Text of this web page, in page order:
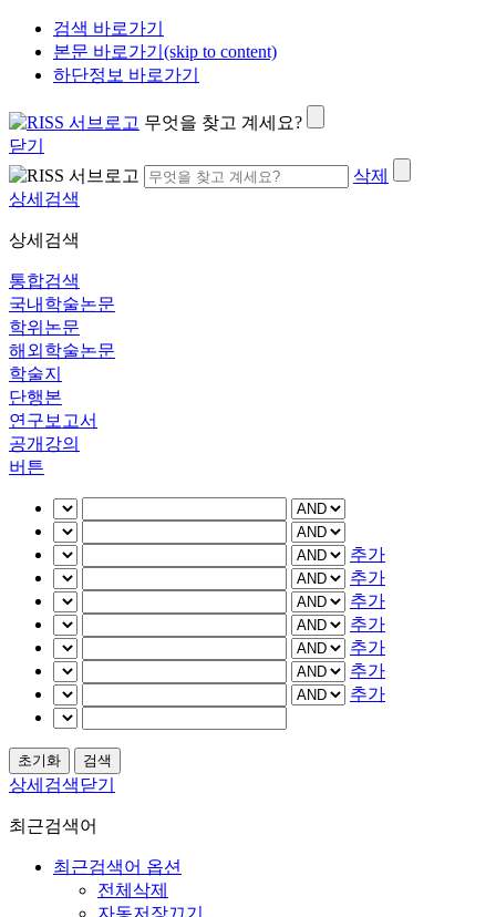
검색 바로가기
본문 바로가기(skip to content)
하단정보 바로가기
무엇을 찾고 계세요?
닫기
삭제
상세검색
상세검색
통합검색
국내학술논문
학위논문
해외학술논문
학술지
단행본
연구보고서
공개강의
버튼
추가
추가
추가
추가
추가
추가
추가
상세검색닫기
최근검색어
최근검색어 옵션
전체삭제
자동저장끄기